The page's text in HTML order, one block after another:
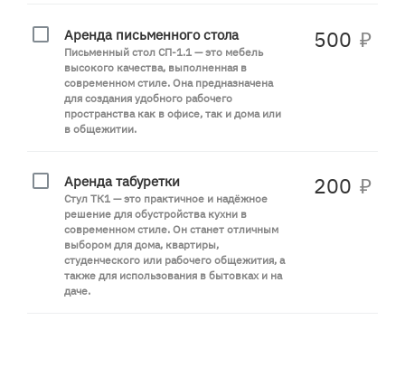
Аренда письменного стола
Письменный стол СП-1.1 — это мебель
высокого качества, выполненная в
современном стиле. Она предназначена
для создания удобного рабочего
пространства как в офисе, так и дома или
в общежитии.
500 ₽
Аренда табуретки
Стул ТК1 — это практичное и надёжное
решение для обустройства кухни в
современном стиле. Он станет отличным
выбором для дома, квартиры,
студенческого или рабочего общежития, а
также для использования в бытовках и на
даче.
200 ₽